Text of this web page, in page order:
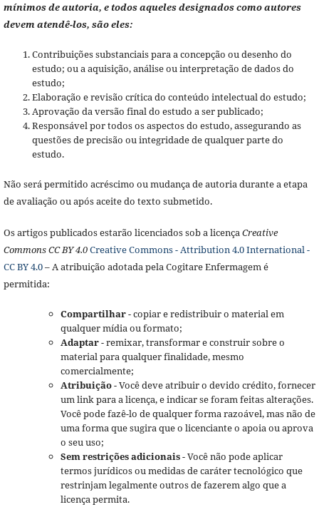
mínimos de autoria, e todos aqueles designados como autores
devem atendê-los, são eles:
Contribuições substanciais para a concepção ou desenho do
estudo; ou a aquisição, análise ou interpretação de dados do
estudo;
Elaboração e revisão crítica do conteúdo intelectual do estudo;
Aprovação da versão final do estudo a ser publicado;
Responsável por todos os aspectos do estudo, assegurando as
questões de precisão ou integridade de qualquer parte do
estudo.
Não será permitido acréscimo ou mudança de autoria durante a etapa
de avaliação ou após aceite do texto submetido.
Os artigos publicados estarão licenciados sob a licençaCreative
Commons CC BY 4.0Creative Commons - Attribution 4.0 International -
CC BY 4.0– A atribuição adotada pela Cogitare Enfermagem é
permitida:
Compartilhar- copiar e redistribuir o material em
qualquer mídia ou formato;
Adaptar- remixar, transformar e construir sobre o
material para qualquer finalidade, mesmo
comercialmente;
Atribuição- Você deve atribuir o devido crédito, fornecer
um link para a licença, e indicar se foram feitas alterações.
Você pode fazê-lo de qualquer forma razoável, mas não de
uma forma que sugira que o licenciante o apoia ou aprova
o seu uso;
Sem restrições adicionais- Você não pode aplicar
termos jurídicos ou medidas de caráter tecnológico que
restrinjam legalmente outros de fazerem algo que a
licença permita.